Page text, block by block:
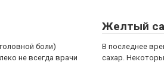
боли)
не всегда врачи
Желтый
В последнее
сахар.